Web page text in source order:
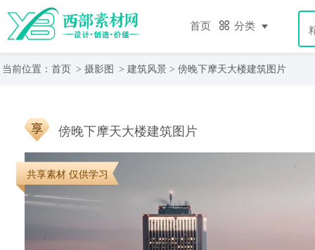
首页 分类
当前位置： 首页 > 摄影图 > 建筑风景 > 傍晚下摩天大楼建筑图片
傍晚下摩天大楼建筑图片
共享素材 仅供学习